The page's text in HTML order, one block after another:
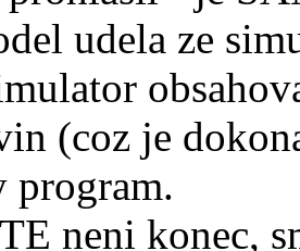
udela ze
(coz je
program.
neni konec,